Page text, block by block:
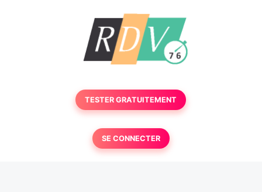
TESTER GRATUITEMENT
SE CONNECTER